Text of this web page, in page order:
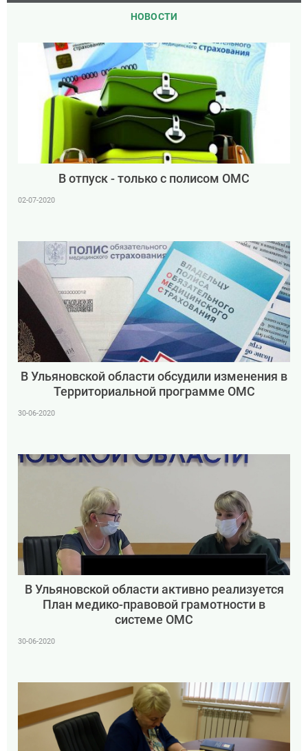
НОВОСТИ
В отпуск - только с полисом ОМС
02-07-2020
В Ульяновской области обсудили изменения в
Территориальной программе ОМС
30-06-2020
В Ульяновской области активно реализуется
План медико-правовой грамотности в
системе ОМС
30-06-2020